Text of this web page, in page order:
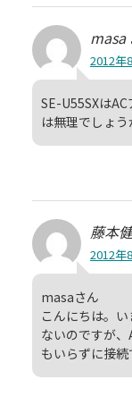
masa
2012年
SE-U55SXは
は無理でしょう
藤本健
2012年
masaさん
こんにちは。
ないのですが
もいらずに接